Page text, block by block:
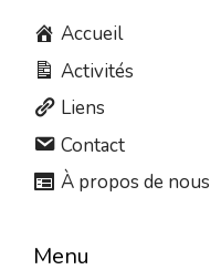
Accueil
Activités
Liens
Contact
À propos de nous
Menu